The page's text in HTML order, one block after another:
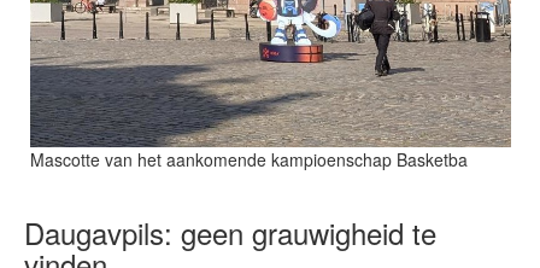
Mascotte van het aankomende kampioenschap Basketba
Daugavpils: geen grauwigheid te